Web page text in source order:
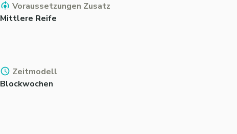
Voraussetzungen Zusatz
Mittlere Reife
Zeitmodell
Blockwochen